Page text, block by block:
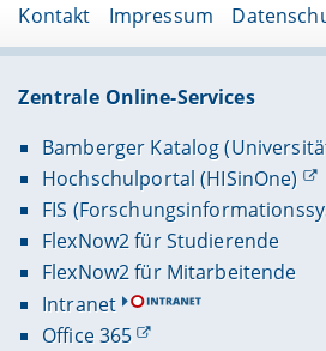
Kontakt Impressum
Zentrale Online-Services
Bamberger Katalog
Hochschulportal (HISinOne)
FIS
FlexNow2 für Studierende
FlexNow2 für Mitarbeitende
Intranet
Office 365